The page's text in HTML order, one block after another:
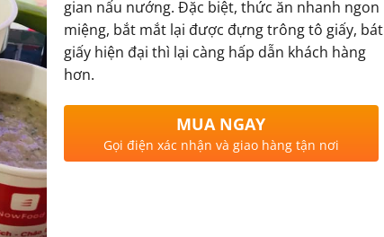
gian nấu nướng. Đặc biệt, thức ăn nhanh ngon
miệng, bắt mắt lại được đựng trông tô giấy, bát
giấy hiện đại thì lại càng hấp dẫn khách hàng
hơn.
MUA NGAY
Gọi điện xác nhận và giao hàng tận nơi